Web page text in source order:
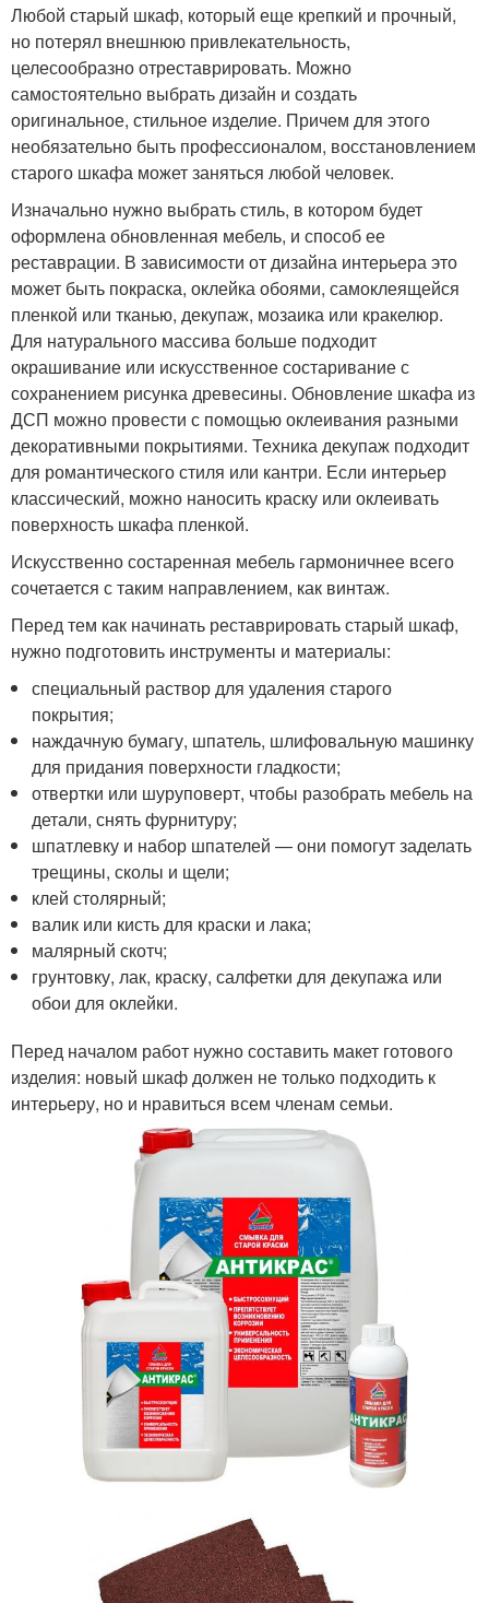
Любой старый шкаф, который еще крепкий и прочный,
но потерял внешнюю привлекательность,
целесообразно отреставрировать. Можно
самостоятельно выбрать дизайн и создать
оригинальное, стильное изделие. Причем для этого
необязательно быть профессионалом, восстановлением
старого шкафа может заняться любой человек.
Изначально нужно выбрать стиль, в котором будет
оформлена обновленная мебель, и способ ее
реставрации. В зависимости от дизайна интерьера это
может быть покраска, оклейка обоями, самоклеящейся
пленкой или тканью, декупаж, мозаика или кракелюр.
Для натурального массива больше подходит
окрашивание или искусственное состаривание с
сохранением рисунка древесины. Обновление шкафа из
ДСП можно провести с помощью оклеивания разными
декоративными покрытиями. Техника декупаж подходит
для романтического стиля или кантри. Если интерьер
классический, можно наносить краску или оклеивать
поверхность шкафа пленкой.
Искусственно состаренная мебель гармоничнее всего
сочетается с таким направлением, как винтаж.
Перед тем как начинать реставрировать старый шкаф,
нужно подготовить инструменты и материалы:
специальный раствор для удаления старого
покрытия;
наждачную бумагу, шпатель, шлифовальную машинку
для придания поверхности гладкости;
отвертки или шуруповерт, чтобы разобрать мебель на
детали, снять фурнитуру;
шпатлевку и набор шпателей — они помогут заделать
трещины, сколы и щели;
клей столярный;
валик или кисть для краски и лака;
малярный скотч;
грунтовку, лак, краску, салфетки для декупажа или
обои для оклейки.
Перед началом работ нужно составить макет готового
изделия: новый шкаф должен не только подходить к
интерьеру, но и нравиться всем членам семьи.